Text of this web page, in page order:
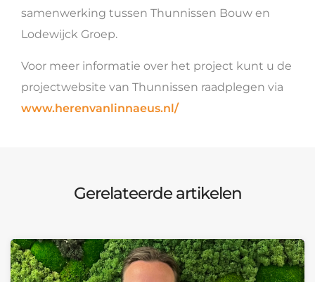
samenwerking tussen Thunnissen Bouw en
Lodewijck Groep.
Voor meer informatie over het project kunt u de
projectwebsite van Thunnissen raadplegen via
www.herenvanlinnaeus.nl/
Gerelateerde artikelen